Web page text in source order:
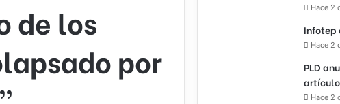
de los
por
Hace 2
Infotep
Hace 2
PLD
Hace 2